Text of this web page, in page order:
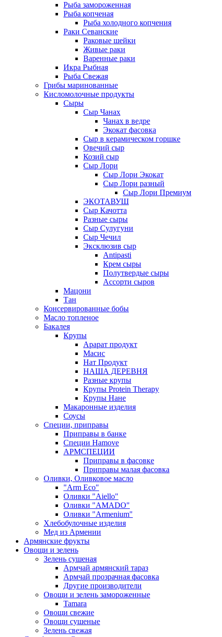
Рыба замороженная
Рыба копченая
Рыба холодного копчения
Раки Севанские
Раковые шейки
Живые раки
Варенные раки
Икра Рыбная
Рыба Свежая
Грибы маринованные
Кисломолочные продукты
Сыры
Сыр Чанах
Чанах в ведре
Экокат фасовка
Сыр в керамическом горшке
Овечий сыр
Козий сыр
Сыр Лори
Сыр Лори Экокат
Сыр Лори разный
Сыр Лори Премиум
ЭКОТАВУШ
Сыр Качотта
Разные сыры
Сыр Сулугуни
Сыр Чечил
Эксклюзив сыр
Antipasti
Крем сыры
Полутвердые сыры
Ассорти сыров
Мацони
Тан
Консервированные бобы
Масло топленое
Бакалея
Крупы
Арарат продукт
Масис
Нат Продукт
НАША ДЕРЕВНЯ
Разные крупы
Крупы Protein Therapy
Крупы Нане
Макаронные изделия
Соусы
Специи, приправы
Приправы в банке
Специи Hamove
АРМСПЕЦИИ
Приправы в фасовке
Приправы малая фасовка
Оливки, Оливковое масло
"Arm Eco"
Оливки "Aiello"
Оливки "AMADO"
Оливки "Armenium"
Хлебобулочные изделия
Мед из Армении
Армянские фрукты
Овощи и зелень
Зелень сушеная
Армчай армянский тараз
Армчай прозрачная фасовка
Другие производители
Овощи и зелень замороженные
Tamara
Овощи свежие
Овощи сушеные
Зелень свежая